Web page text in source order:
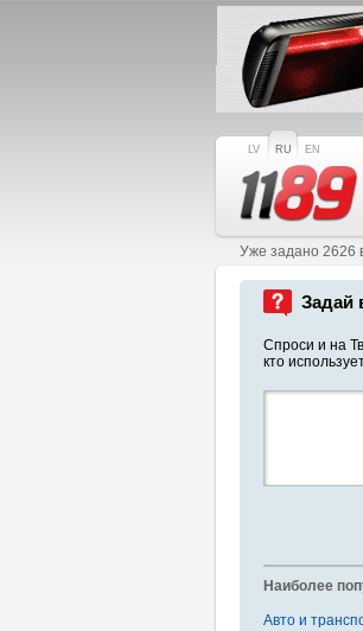
LV RU EN
Уже задано 2626
Задай
Спроси и на
кто
Наиболее
Авто и